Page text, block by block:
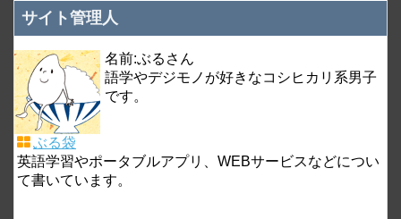
サイト管理人
名前:ぶるさん
語学やデジモノが好きなコシヒカリ系男子
です。
ぶる袋
英語学習やポータブルアプリ、WEBサービスなどについ
て書いています。